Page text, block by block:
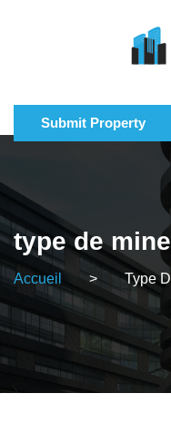
Submit Property
type de
Accueil > Type